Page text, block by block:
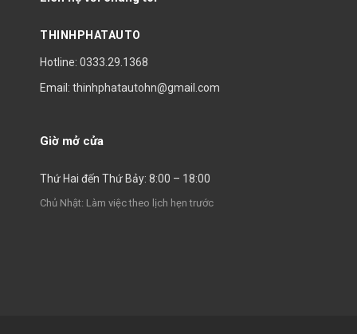
THINHPHATAUTO
Hotline: 0333.29.1368
Email: thinhphatautohn@gmail.com
Giờ mở cửa
Thứ Hai đến Thứ Bảy: 8:00 – 18:00
Chủ Nhật: Làm việc theo lịch hẹn trước